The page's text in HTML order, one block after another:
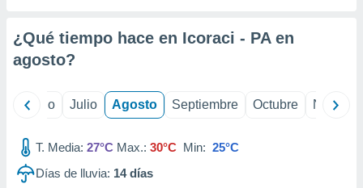
e
mediante
publicidad
publicidad
de
¿Qué tiempo hace en Icoraci - PA en
agosto?
Junio Julio Agosto Septiembre Octubre
T. Media: 27°C Max.: 30°C Min: 25°C
Días de lluvia: 14días